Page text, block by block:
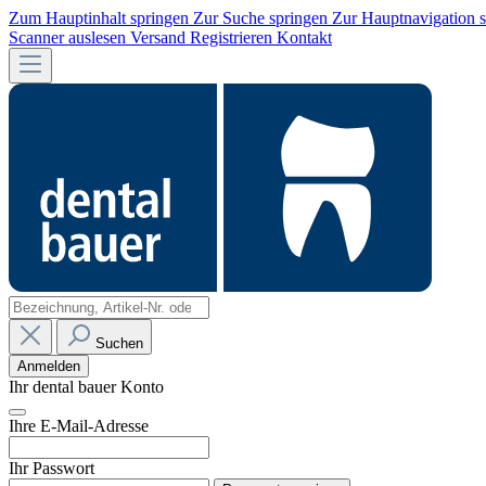
Zum Hauptinhalt springen Zur Suche springen Zur Hauptnavigation
Scanner auslesen Versand Registrieren Kontakt
Suchen
Anmelden
Ihr dental bauer Konto
Ihre E-Mail-Adresse
Ihr Passwort